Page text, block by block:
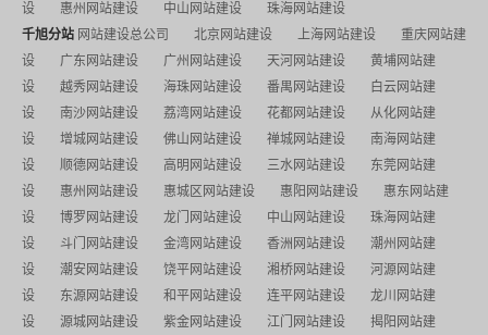
设
惠州网站建设 中山网站建设
珠海网站建设
千旭分站 网站建设总公司 北京网站建设 上海网站建设
重庆网站建
设
广东网站建设 广州网站建设 天河网站建设
黄埔网站建
设
越秀网站建设 海珠网站建设 番禺网站建设
白云网站建
设
南沙网站建设 荔湾网站建设 花都网站建设
从化网站建
设
增城网站建设 佛山网站建设 禅城网站建设
南海网站建
设
顺德网站建设 高明网站建设 三水网站建设
东莞网站建
设
惠州网站建设 惠城区网站建设 惠阳网站建设
惠东网站建
设
博罗网站建设 龙门网站建设 中山网站建设
珠海网站建
设
斗门网站建设 金湾网站建设 香洲网站建设
潮州网站建
设
潮安网站建设 饶平网站建设 湘桥网站建设
河源网站建
设
东源网站建设 和平网站建设 连平网站建设
龙川网站建
设
源城网站建设 紫金网站建设 江门网站建设 揭阳网站建